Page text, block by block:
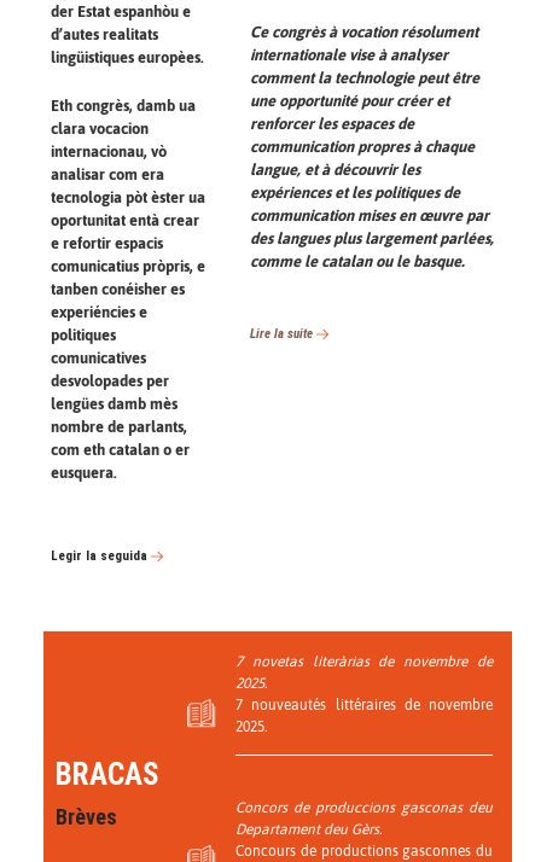
der Estat espanhòu e
d’autes realitats
lingüistiques europèes.
Eth congrès, damb ua
clara vocacion
internacionau, vò
analisar com era
tecnologia pòt èster ua
oportunitat entà crear
e refortir espacis
comunicatius pròpris, e
tanben conéisher es
experiéncies e
politiques
comunicatives
desvolopades per
lengües damb mès
nombre de parlants,
com eth catalan o er
eusquera.
Legir la seguida
Ce congrès à vocation résolument
internationale vise à analyser
comment la technologie peut être
une opportunité pour créer et
renforcer les espaces de
communication propres à chaque
langue, et à découvrir les
expériences et les politiques de
communication mises en œuvre par
des langues plus largement parlées,
comme le catalan ou le basque.
Lire la suite
BRACAS
Brèves
7 novetas literàrias de novembre de
2025.
7 nouveautés littéraires de novembre
2025.
Concors de produccions gasconas deu
Departament deu Gèrs.
Concours de productions gasconnes du